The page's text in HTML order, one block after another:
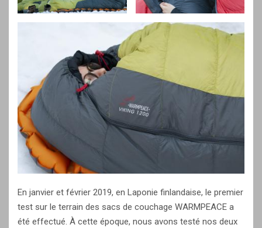
En janvier et février 2019, en Laponie finlandaise, le premier
test sur le terrain des sacs de couchage WARMPEACE a
été effectué. À cette époque, nous avons testé nos deux